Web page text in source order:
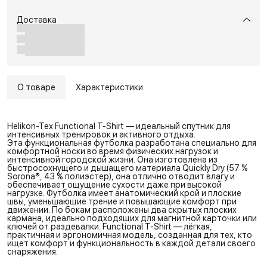
Доставка
О товаре Характеристики
Helikon-Tex Functional T-Shirt — идеальный спутник для
интенсивных тренировок и активного отдыха.
Эта функциональная футболка разработана специально для
комфортной носки во время физических нагрузок и
интенсивной городской жизни. Она изготовлена из
быстросохнущего и дышащего материала Quickly Dry (57 %
Sorona®, 43 % полиэстер), она отлично отводит влагу и
обеспечивает ощущение сухости даже при высокой
нагрузке. Футболка имеет анатомический крой и плоские
швы, уменьшающие трение и повышающие комфорт при
движении. По бокам расположены два скрытых плоских
кармана, идеально подходящих для магнитной карточки или
ключей от раздевалки. Functional T-Shirt — лёгкая,
практичная и эргономичная модель, созданная для тех, кто
ищет комфорт и функциональность в каждой детали своего
снаряжения.